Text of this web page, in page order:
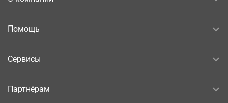
Помощь
Сервисы
Партнёрам